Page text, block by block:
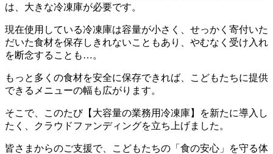
は、大きな冷凍庫が必要です。
現在使用している冷凍庫は容量が小さく、せっかく寄付いた
だいた食材を保存しきれないこともあり、やむなく受け入れ
を断念することも…。
もっと多くの食材を安全に保存できれば、こどもたちに提供
できるメニューの幅も広がります。
そこで、このたび【大容量の業務用冷凍庫】を新たに導入し
たく、クラウドファンディングを立ち上げました。
皆さまからのご支援で、こどもたちの「食の安心」を守る体